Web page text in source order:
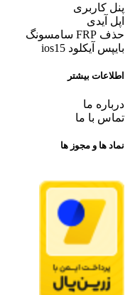
پنل کاربری
اپل آیدی
حذف FRP سامسونگ
بایپس آیکلود ios15
اطلاعات بیشتر
درباره ما
تماس با ما
نماد ها و مجوز ها